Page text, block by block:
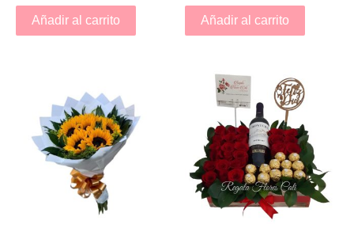
Añadir al carrito Añadir al carrito